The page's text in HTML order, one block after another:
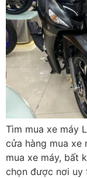
Tìm mua xe máy
cửa hàng mua xe
mua xe máy, bất
chọn được nơi uy